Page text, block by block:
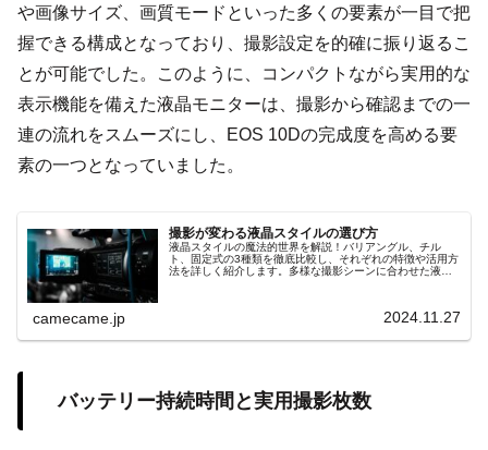
や画像サイズ、画質モードといった多くの要素が一目で把
握できる構成となっており、撮影設定を的確に振り返るこ
とが可能でした。このように、コンパクトながら実用的な
表示機能を備えた液晶モニターは、撮影から確認までの一
連の流れをスムーズにし、EOS 10Dの完成度を高める要
素の一つとなっていました。
撮影が変わる液晶スタイルの選び方
液晶スタイルの魔法的世界を解説！バリアングル、チル
ト、固定式の3種類を徹底比較し、それぞれの特徴や活用方
法を詳しく紹介します。多様な撮影シーンに合わせた液晶
camecame.jp 2024.11.27
バッテリー持続時間と実用撮影枚数